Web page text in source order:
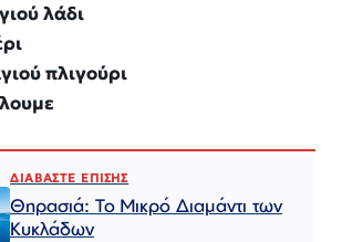
λάδι
πλιγούρι
ΔΙΑΒΑΣΤΕ ΕΠΙΣΗΣ
Θηρασιά: Το Μικρό Διαμάντι των
Κυκλάδων